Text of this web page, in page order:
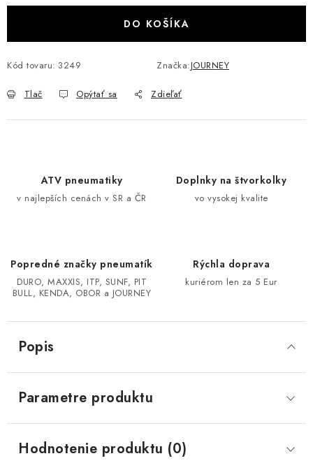
YAMAHA GRIZZLY 550/660/700
SUZUKI KINGQUAD 700/750 LTA
CAN AM OUTLANDER 570/650/800/1000
CF MOTO 800/850 GLADIATOR X8
POLARIS SPORTSMAN RZR 1000
TGB BLADE 600/1000 LT LTX
SEGWAY SNARLER AT6 AT5
Podmienky ochrany osobných údajov
Všeobecné obchodné podmienky
DO KOŠÍKA
Kód tovaru: 3249 Značka:JOURNEY
Tlač Opýtať sa Zdieľať
ATV pneumatiky
v najlepších cenách v SR a ČR
Doplnky na štvorkolky
vo vysokej kvalite
Popredné značky pneumatík
DURO, MAXXIS, ITP, SUNF, PIT
BULL, KENDA, OBOR a JOURNEY
Rýchla doprava
kuriérom len za 5 Eur
Popis
Parametre produktu
Hodnotenie produktu (0)